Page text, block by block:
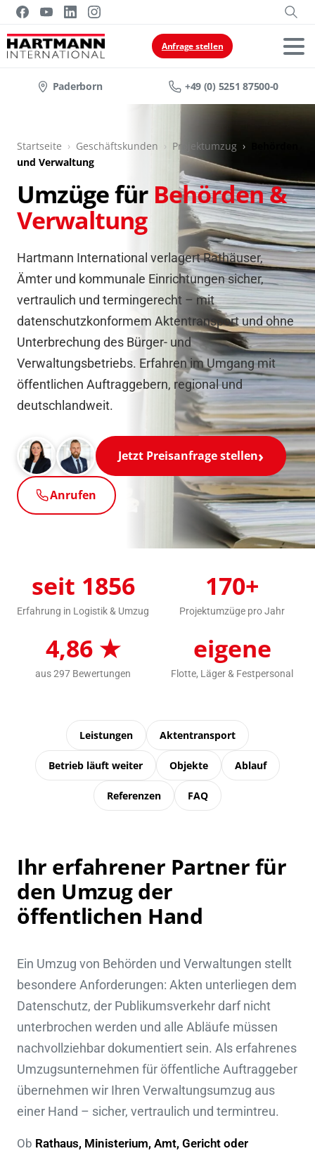
Anfrage stellen
Paderborn +49 (0) 5251 87500-0
Startseite › Geschäftskunden › Projektumzug ›
und Verwaltung
Umzüge für Behörden &
Verwaltung
Hartmann International verlagert Rathäuser,
Ämter und kommunale Einrichtungen sicher,
vertraulich und termingerecht – mit
datenschutzkonformem Aktentransport und ohne
Unterbrechung des Bürger- und
Verwaltungsbetriebs. Erfahren im Umgang mit
öffentlichen Auftraggebern, regional und
deutschlandweit.
Jetzt Preisanfrage stellen
Anrufen
seit 1856
Erfahrung in Logistik & Umzug
170+
Projektumzüge pro Jahr
4,86 ★
aus 297 Bewertungen
eigene
Flotte, Läger & Festpersonal
Leistungen Aktentransport
Betrieb läuft weiter Objekte Ablauf
Referenzen FAQ
Ihr erfahrener Partner für
den Umzug der
öffentlichen Hand
Ein Umzug von Behörden und Verwaltungen stellt
besondere Anforderungen: Akten unterliegen dem
Datenschutz, der Publikumsverkehr darf nicht
unterbrochen werden und alle Abläufe müssen
nachvollziehbar dokumentiert sein. Als erfahrenes
Umzugsunternehmen für öffentliche Auftraggeber
übernehmen wir Ihren Verwaltungsumzug aus
einer Hand – sicher, vertraulich und termintreu.
Ob Rathaus, Ministerium, Amt, Gericht oder